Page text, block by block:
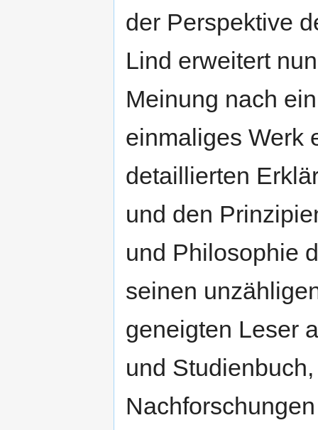
der Perspektive
Lind erweitert
Meinung nach
einmaliges Werk
detaillierten
und den
und Philosophie
seinen
geneigten Leser
und